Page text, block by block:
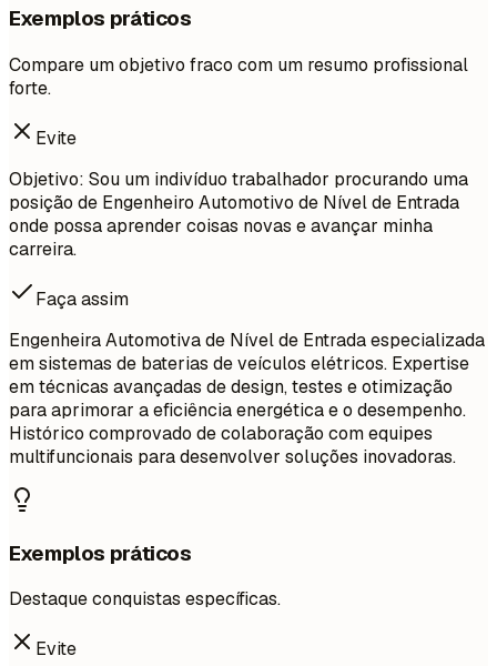
Exemplos práticos
Compare um objetivo fraco com um resumo profissional
forte.
Evite
Objetivo: Sou um indivíduo trabalhador procurando uma
posição de Engenheiro Automotivo de Nível de Entrada
onde possa aprender coisas novas e avançar minha
carreira.
Faça assim
Engenheira Automotiva de Nível de Entrada especializada
em sistemas de baterias de veículos elétricos. Expertise
em técnicas avançadas de design, testes e otimização
para aprimorar a eficiência energética e o desempenho.
Histórico comprovado de colaboração com equipes
multifuncionais para desenvolver soluções inovadoras.
Exemplos práticos
Destaque conquistas específicas.
Evite